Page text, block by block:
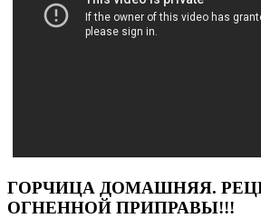
ГОРЧИЦА ДОМАШНЯЯ.
ОГНЕННОЙ ПРИПРАВЫ!!!